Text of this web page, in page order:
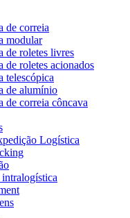
de correia
modular
de roletes livres
de roletes acionados
telescópica
de alumínio
de correia côncava
Logística